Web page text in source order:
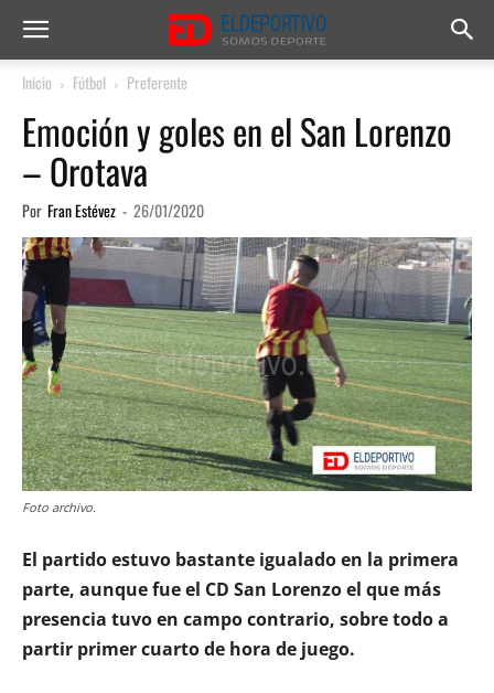
Inicio Fútbol Preferente
Emoción y goles en el San Lorenzo
– Orotava
Por Fran Estévez - 26/01/2020
Foto archivo.
El partido estuvo bastante igualado en la primera
parte, aunque fue el CD San Lorenzo el que más
presencia tuvo en campo contrario, sobre todo a
partir primer cuarto de hora de juego.